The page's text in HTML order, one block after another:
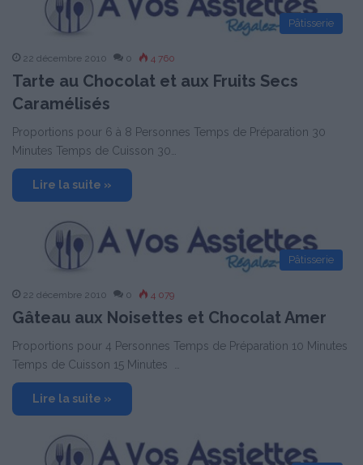
Pâtisserie
22 décembre 2010 0 4 760
Tarte au Chocolat et aux Fruits Secs
Caramélisés
Proportions pour 6 à 8 Personnes Temps de Préparation 30
Minutes Temps de Cuisson 30…
Lire la suite »
Pâtisserie
22 décembre 2010 0 4 079
Gâteau aux Noisettes et Chocolat Amer
Proportions pour 4 Personnes Temps de Préparation 10 Minutes
Temps de Cuisson 15 Minutes …
Lire la suite »